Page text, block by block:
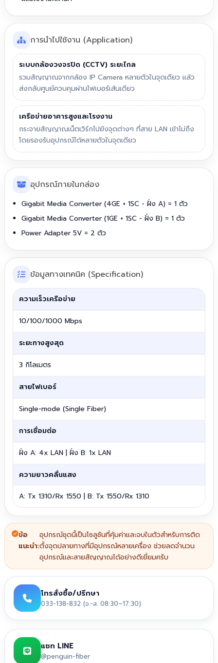
การนำไปใช้งาน (Application)
ระบบกล้องวงจรปิด (CCTV) ระยะไกล
รวมสัญญาณจากกล้อง IP Camera หลายตัวในจุดเดียว แล้ว
ส่งกลับศูนย์ควบคุมผ่านไฟเบอร์เส้นเดียว
เครือข่ายอาคารสูงและโรงงาน
กระจายสัญญาณเน็ตเวิร์กไปยังจุดต่างๆ ที่สาย LAN เข้าไม่ถึง
โดยรองรับอุปกรณ์ได้หลายตัวในจุดเดียว
อุปกรณ์ภายในกล่อง
Gigabit Media Converter (4GE + 1SC - ฝั่ง A) = 1 ตัว
Gigabit Media Converter (1GE + 1SC - ฝั่ง B) = 1 ตัว
Power Adapter 5V = 2 ตัว
ข้อมูลทางเทคนิค (Specification)
ความเร็วเครือข่าย
10/100/1000 Mbps
ระยะทางสูงสุด
3 กิโลเมตร
สายไฟเบอร์
Single-mode (Single Fiber)
การเชื่อมต่อ
ฝั่ง A: 4x LAN | ฝั่ง B: 1x LAN
ความยาวคลื่นแสง
A: Tx 1310/Rx 1550 | B: Tx 1550/Rx 1310
ข้อ
แนะนำ:
อุปกรณ์ชุดนี้เป็นโซลูชันที่คุ้มค่าและจบในตัวสำหรับการติด
ตั้งจุดปลายทางที่มีอุปกรณ์หลายเครื่อง ช่วยลดจำนวน
อุปกรณ์และสายสัญญาณได้อย่างดีเยี่ยมครับ
โทรสั่งซื้อ/ปรึกษา
033-138-832 (จ.-ส. 08:30–17:30)
แชท LINE
@penguin-fiber